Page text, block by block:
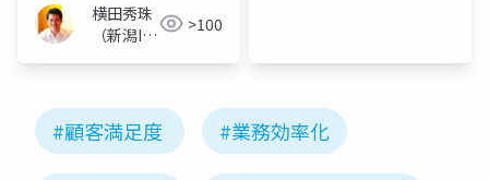
横田秀珠
（新潟IT
>100
#顧客満足度 #業務効率化